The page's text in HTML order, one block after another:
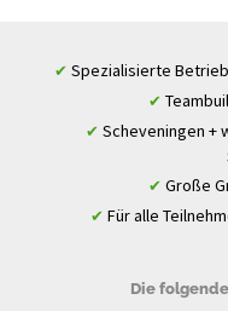
✔ Spezialisierte
✔
✔ Scheveningen +
✔ Große
✔ Für alle
Die